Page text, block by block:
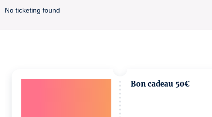
No ticketing found
Bon cadeau 50€